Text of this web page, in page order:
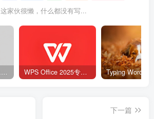
这家伙很懒，什么都没有写...
Clash Verge Rev v2.5.2 – 网络代理工具 WPS Office 2025专业版 v12.1.0.23542 v2 永久激活版
下一篇